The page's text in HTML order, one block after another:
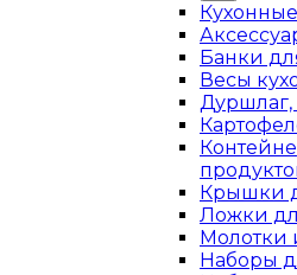
Банки
Весы
Дуршлаг,
Крышки
Ложки
Молотки
Наборы